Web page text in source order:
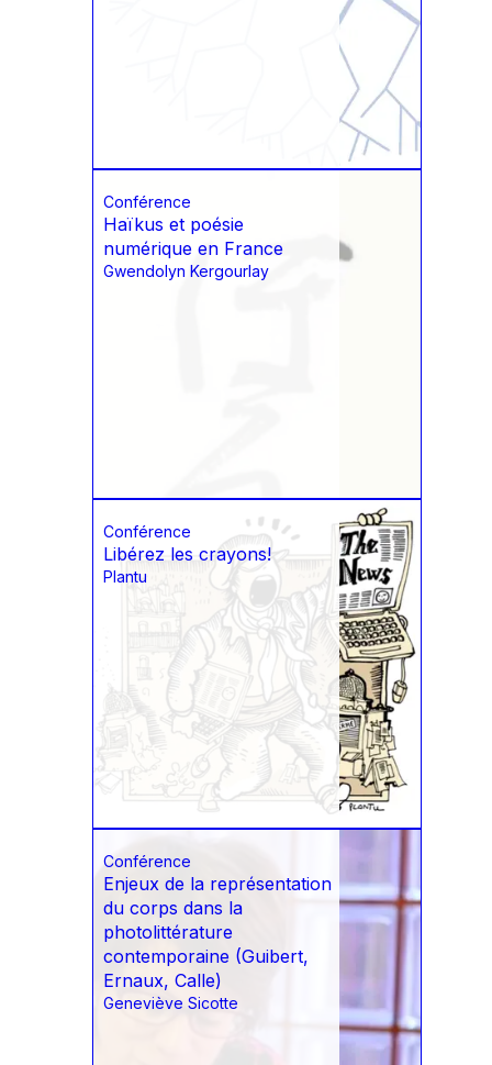
Conférence
Haïkus et poésie
numérique en France
Gwendolyn Kergourlay
Conférence
Libérez les crayons!
Plantu
Conférence
Enjeux de la représentation
du corps dans la
photolittérature
contemporaine (Guibert,
Ernaux, Calle)
Geneviève Sicotte